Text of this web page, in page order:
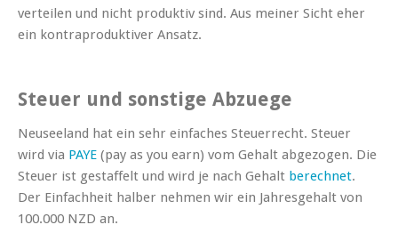
verteilen und nicht produktiv sind. Aus meiner Sicht eher
ein kontraproduktiver Ansatz.
Steuer und sonstige Abzuege
Neuseeland hat ein sehr einfaches Steuerrecht. Steuer
wird via PAYE (pay as you earn) vom Gehalt abgezogen. Die
Steuer ist gestaffelt und wird je nach Gehalt berechnet.
Der Einfachheit halber nehmen wir ein Jahresgehalt von
100.000 NZD an.